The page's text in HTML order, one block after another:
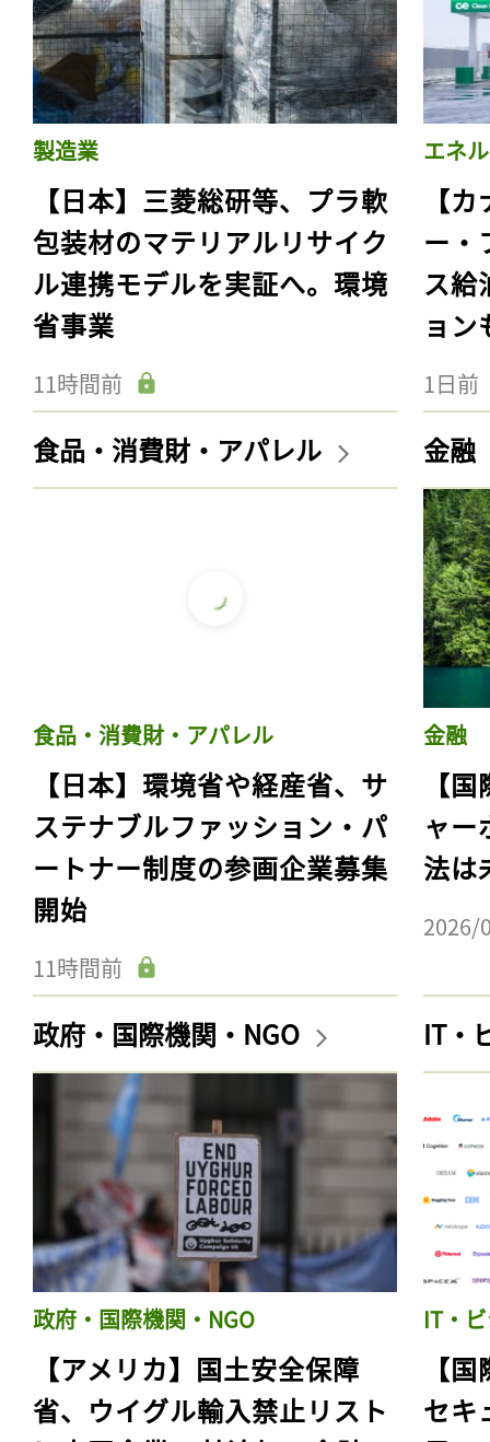
製造業
【日本】三菱総研等、プラ軟
包装材のマテリアルリサイク
ル連携モデルを実証へ。環境
省事業
11時間前
エネ
【
ー・
ス給
ョン
1日前
食品・消費財・アパレル
食品・消費財・アパレル
【日本】環境省や経産省、サ
ステナブルファッション・パ
ートナー制度の参画企業募集
開始
11時間前
金融
金融
【
ャー
法は
2026/
政府・国際機関・NGO
政府・国際機関・NGO
【アメリカ】国土安全保障
省、ウイグル輸入禁止リスト
IT・
IT・
【
セキ